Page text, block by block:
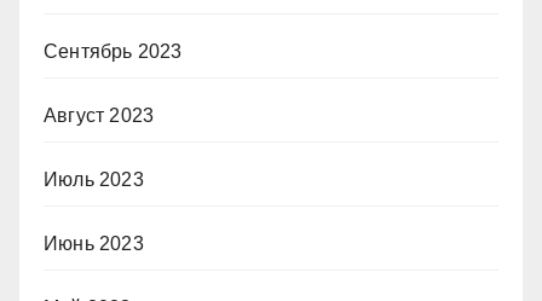
Сентябрь 2023
Август 2023
Июль 2023
Июнь 2023